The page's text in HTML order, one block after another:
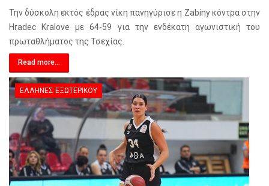
Την δύσκολη εκτός έδρας νίκη πανηγύρισε η Zabiny κόντρα στην
Hradec Kralove με 64-59 για την ενδέκατη αγωνιστική του
πρωταθλήματος της Τσεχίας.
Read more...
ΈΛΛΗΝΕΣ ΕΞΩΤΕΡΙΚΟΎ